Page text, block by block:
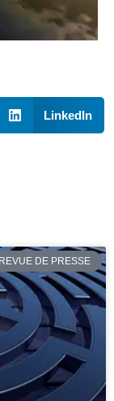
LinkedIn
REVUE DE PRESSE